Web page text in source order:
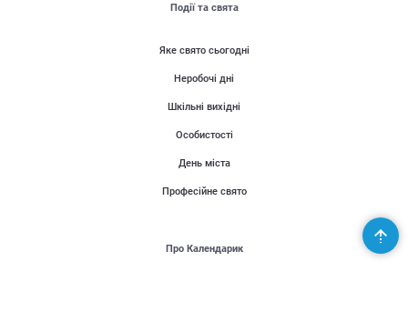
Події та свята
Яке свято сьогодні
Неробочі дні
Шкільні вихідні
Особистості
День міста
Професійне свято
Про Календарик